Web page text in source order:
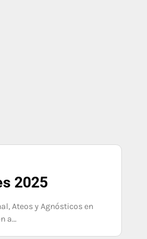
2025
Ateos y Agnósticos en
a…